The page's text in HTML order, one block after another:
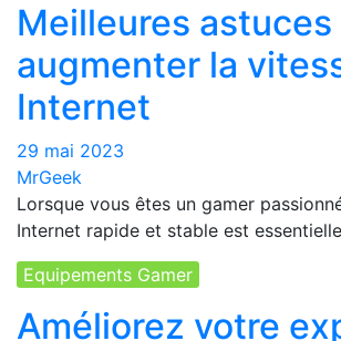
Meilleures
augmenter la
Internet
29 mai 2023
MrGeek
Lorsque vous êtes un gamer
Internet rapide et stable est
Equipements Gamer
Améliorez votre